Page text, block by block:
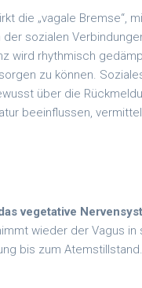
die „vagale Bremse“,
sozialen
wird rhythmisch
zu können.
über die
beeinflussen,
vegetative
wieder der Vagus
bis zum Atemstillstand.